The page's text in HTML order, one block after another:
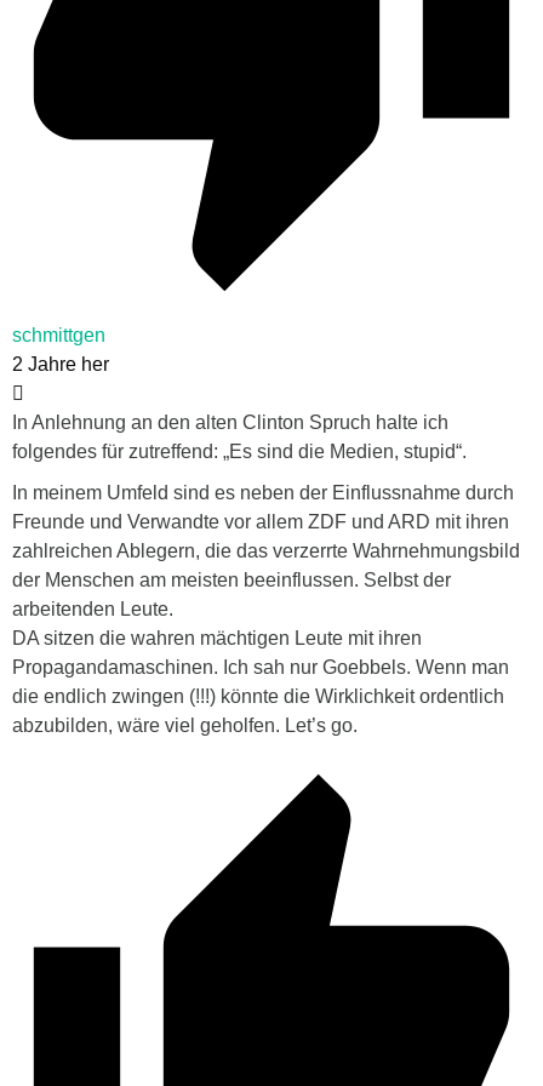
schmittgen
2 Jahre her
In Anlehnung an den alten Clinton Spruch halte ich
folgendes für zutreffend: „Es sind die Medien, stupid“.
In meinem Umfeld sind es neben der Einflussnahme durch
Freunde und Verwandte vor allem ZDF und ARD mit ihren
zahlreichen Ablegern, die das verzerrte Wahrnehmungsbild
der Menschen am meisten beeinflussen. Selbst der
arbeitenden Leute.
DA sitzen die wahren mächtigen Leute mit ihren
Propagandamaschinen. Ich sah nur Goebbels. Wenn man
die endlich zwingen (!!!) könnte die Wirklichkeit ordentlich
abzubilden, wäre viel geholfen. Let’s go.